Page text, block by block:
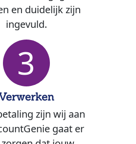
en duidelijk zijn
ingevuld.
3
zijn wij aan
gaat er